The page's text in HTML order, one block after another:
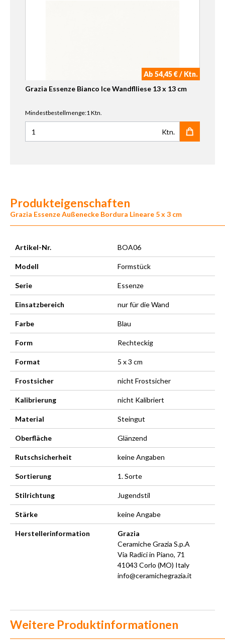
Ab 54,45 € / Ktn.
Grazia Essenze Bianco Ice Wandflliese 13 x 13 cm
Mindestbestellmenge:1 Ktn.
Anzahl für Grazia Essenze Bianco Ice Wandflliese 13 x 13
Ktn.
Produkteigenschaften
Grazia Essenze Außenecke Bordura Lineare 5 x 3 cm
Artikel-Nr. BOA06
Modell Formstück
Serie Essenze
Einsatzbereich nur für die Wand
Farbe Blau
Form Rechteckig
Format 5 x 3 cm
Frostsicher nicht Frostsicher
Kalibrierung nicht Kalibriert
Material Steingut
Oberfläche Glänzend
Rutschsicherheit keine Angaben
Sortierung 1. Sorte
Stilrichtung Jugendstil
Stärke keine Angabe
Herstellerinformation
Grazia
Ceramiche Grazia S.p.A
Via Radici in Piano, 71
41043 Corlo (MO) Italy
info@ceramichegrazia.it
Weitere Produktinformationen